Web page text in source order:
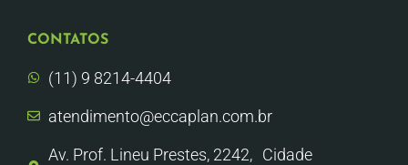
CONTATOS
(11) 9 8214-4404
atendimento@eccaplan.com.br
Av. Prof. Lineu Prestes, 2242, Cidade